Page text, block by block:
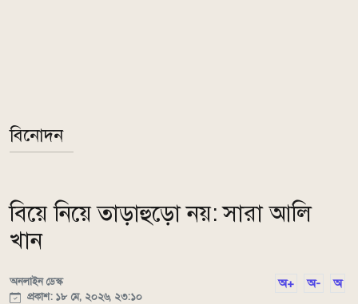
বিনোদন
বিয়ে নিয়ে তাড়াহুড়ো নয়: সারা আলি
খান
অনলাইন ডেস্ক
প্রকাশ: ১৮ মে, ২০২৬, ২৩:১০
অ+ অ- অ